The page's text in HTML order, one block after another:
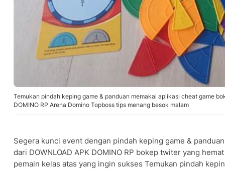
Temukan pindah keping game & panduan memakai aplikasi cheat game
DOMINO RP Arena Domino Topboss tips menang besok malam
Segera kunci event dengan pindah keping game &
dari DOWNLOAD APK DOMINO RP bokep twiter yang
pemain kelas atas yang ingin sukses Temukan pindah